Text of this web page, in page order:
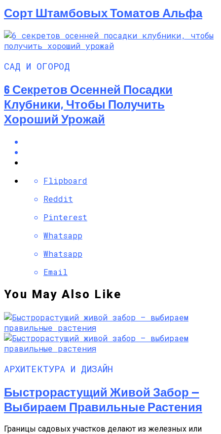
Сорт Штамбовых Томатов Альфа
САД И ОГОРОД
6 Секретов Осенней Посадки
Клубники, Чтобы Получить
Хороший Урожай
Flipboard
Reddit
Pinterest
Whatsapp
Whatsapp
Email
You May Also Like
АРХИТЕКТУРА И ДИЗАЙН
Быстрорастущий Живой Забор —
Выбираем Правильные Растения
Границы садовых участков делают из железных или